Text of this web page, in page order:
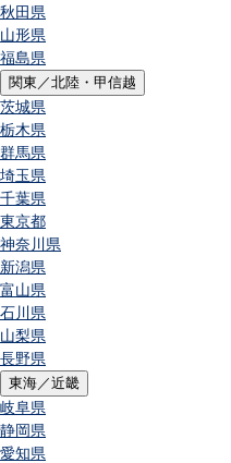
秋田県
山形県
福島県
関東／北陸・甲信越
茨城県
栃木県
群馬県
埼玉県
千葉県
東京都
神奈川県
新潟県
富山県
石川県
山梨県
長野県
東海／近畿
岐阜県
静岡県
愛知県